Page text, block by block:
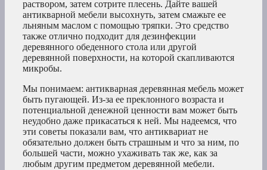
раствором, затем сотрите плесень. Дайте вашей
антикварной мебели высохнуть, затем смажьте ее
льняным маслом с помощью тряпки. Это средство
также отлично подходит для дезинфекции
деревянного обеденного стола или другой
деревянной поверхности, на которой скапливаются
микробы.
Мы понимаем: антикварная деревянная мебель может
быть пугающей. Из-за ее преклонного возраста и
потенциальной денежной ценности вам может быть
неудобно даже прикасаться к ней. Мы надеемся, что
эти советы показали вам, что антиквариат не
обязательно должен быть страшным и что за ним, по
большей части, можно ухаживать так же, как за
любым другим предметом деревянной мебели.